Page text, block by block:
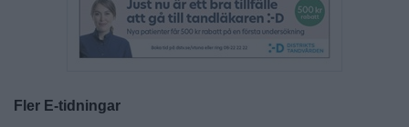
Fler E-tidningar